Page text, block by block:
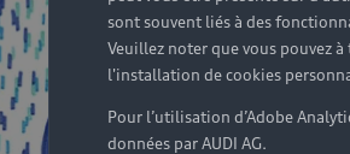
sont souvent liés à des
Veuillez noter que vous pouvez
l'installation de cookies
Pour l’utilisation d’Adobe
données par AUDI AG.